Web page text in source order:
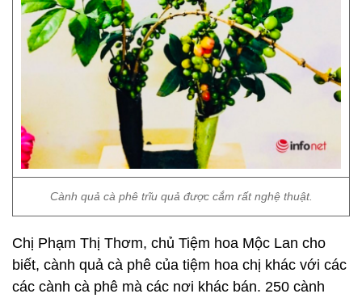
Cành quả cà phê trĩu quả được cắm rất nghệ thuật.
Chị Phạm Thị Thơm, chủ Tiệm hoa Mộc Lan cho
biết, cành quả cà phê của tiệm hoa chị khác với các
các cành cà phê mà các nơi khác bán. 250 cành